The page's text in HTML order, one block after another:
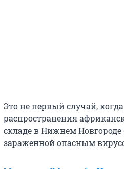
Это не первый случай,
распространения
складе в Нижнем Новгороде
зараженной опасным